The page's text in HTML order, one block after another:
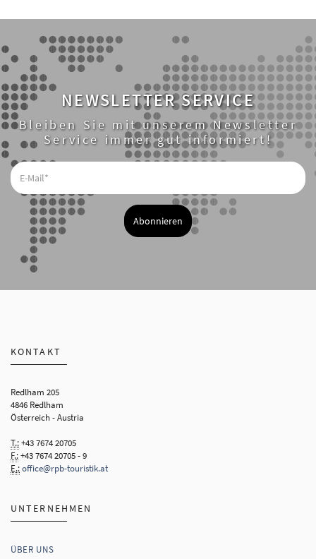
NEWSLETTER SERVICE
Bleiben Sie mit unserem Newsletter
Service immer gut informiert!
KONTAKT
Redlham 205
4846 Redlham
Österreich - Austria
T.:+43 7674 20705
F.:+43 7674 20705 - 9
E.:office@rpb-touristik.at
UNTERNEHMEN
ÜBER UNS